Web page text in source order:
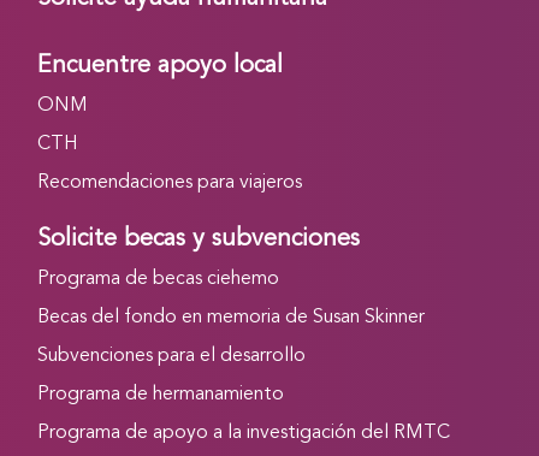
Encuentre apoyo local
ONM
CTH
Recomendaciones para viajeros
Solicite becas y subvenciones
Programa de becas ciehemo
Becas del fondo en memoria de Susan Skinner
Subvenciones para el desarrollo
Programa de hermanamiento
Programa de apoyo a la investigación del RMTC